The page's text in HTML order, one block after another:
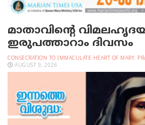
മാതാവിന്റെ
ഇരുപത്താറാം ദിവസം
CONSECRATION TO IMMACULATE HEART OF MARY,
AUGUST 9, 2026